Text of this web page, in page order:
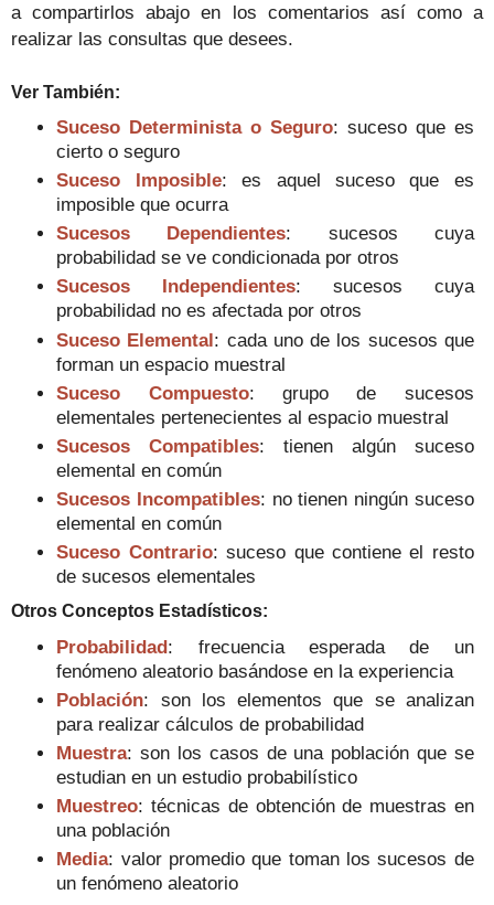
a compartirlos abajo en los comentarios así como a
realizar las consultas que desees.
Ver También:
Suceso Determinista o Seguro: suceso que es
cierto o seguro
Suceso Imposible: es aquel suceso que es
imposible que ocurra
Sucesos Dependientes: sucesos cuya
probabilidad se ve condicionada por otros
Sucesos Independientes: sucesos cuya
probabilidad no es afectada por otros
Suceso Elemental: cada uno de los sucesos que
forman un espacio muestral
Suceso Compuesto: grupo de sucesos
elementales pertenecientes al espacio muestral
Sucesos Compatibles: tienen algún suceso
elemental en común
Sucesos Incompatibles: no tienen ningún suceso
elemental en común
Suceso Contrario: suceso que contiene el resto
de sucesos elementales
Otros Conceptos Estadísticos:
Probabilidad: frecuencia esperada de un
fenómeno aleatorio basándose en la experiencia
Población: son los elementos que se analizan
para realizar cálculos de probabilidad
Muestra: son los casos de una población que se
estudian en un estudio probabilístico
Muestreo: técnicas de obtención de muestras en
una población
Media: valor promedio que toman los sucesos de
un fenómeno aleatorio